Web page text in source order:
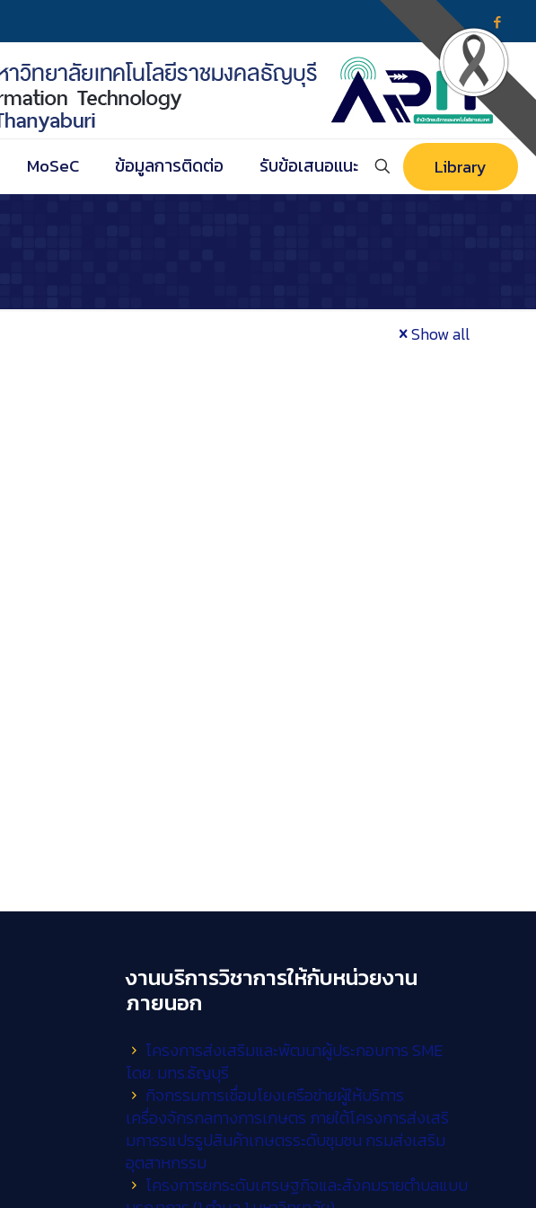
MoSeC ข้อมูลการติดต่อ รับข้อเสนอแนะ Library
Show all
งานบริการวิชาการให้กับหน่วยงาน
ภายนอก
โครงการส่งเสริมและพัฒนาผู้ประกอบการ SME
โดย. มทร.ธัญบุรี
กิจกรรมการเชื่อมโยงเครือข่ายผู้ให้บริการ
เครื่องจักรกลทางการเกษตร ภายใต้โครงการส่งเสริ
มการรแปรรูปสินค้าเกษตรระดับชุมชน กรมส่งเสริม
อุตสาหกรรม
โครงการยกระดับเศรษฐกิจและสังคมรายตำบลแบบ